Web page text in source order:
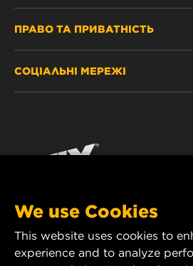
ПРАВО ТА ПРИВАТНІСТЬ
РЕКВІЗИТИ
СОЦІАЛЬНІ МЕРЕЖІ
MANN+HUMMEL FT Poland
ul. Wrocławska 145,
We use Cookies
This website uses cookies to
experience and to analyze